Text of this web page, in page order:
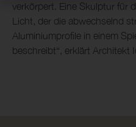
verkörpert. Eine Skulptur für
Licht, der die abwechselnd
Aluminiumprofile in einem
beschreibt“, erklärt Architekt